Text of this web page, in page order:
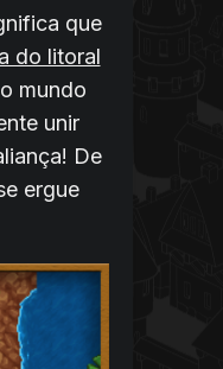
que
do litoral
mundo
unir
De
ergue